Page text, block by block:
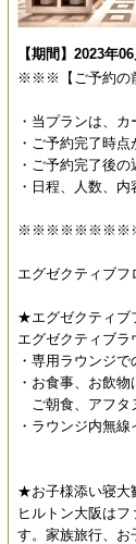
【期間】2023年
※※※【ご予約の
・当プランは、カ
・ご予約完了時
・ご予約完了後
・日程、人数、
エグゼクティブフ
★エグゼクティブ
エグゼクティブラ
・専用ラウンジ
・お食事、お飲物
ご朝食、アフタ
・ラウンジ内無線
★お子様添い寝
ヒルトン大阪は
す。家族旅行、お